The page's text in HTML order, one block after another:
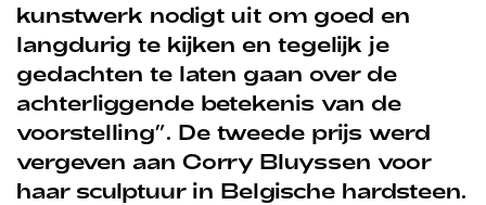
kunstwerk nodigt uit om goed en
langdurig te kijken en tegelijk je
gedachten te laten gaan over de
achterliggende betekenis van de
voorstelling”. De tweede prijs werd
vergeven aan Corry Bluyssen voor
haar sculptuur in Belgische hardsteen.